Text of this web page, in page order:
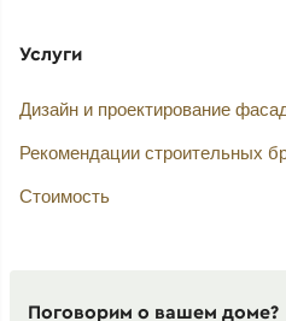
Услуги
Дизайн и проектирование
Рекомендации строительных
Стоимость
Поговорим о вашем доме?